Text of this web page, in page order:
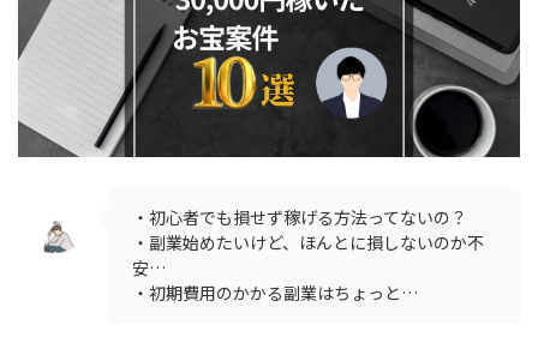
・初心者でも損せず稼げる方法ってないの？
・副業始めたいけど、ほんとに損しないのか不
安…
・初期費用のかかる副業はちょっと…